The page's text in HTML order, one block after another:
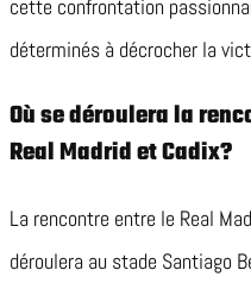
cette confrontation
déterminés à décrocher la
Où se déroulera la
Real Madrid et Cadix?
La rencontre entre le Real
déroulera au stade Santiago